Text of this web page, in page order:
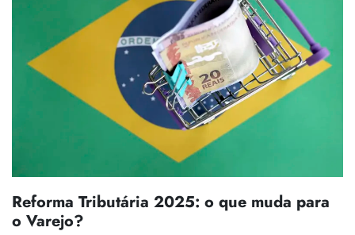
Reforma Tributária 2025: o que muda para
o Varejo?